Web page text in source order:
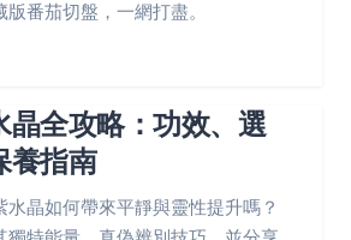
番茄切盤，一網打盡。
晶全攻略：功效、選
養指南
水晶如何帶來平靜與靈性提升嗎？